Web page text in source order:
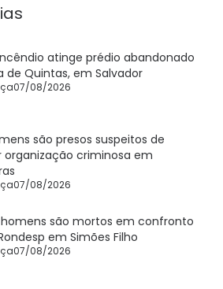
atinge prédio abandonado
de Quintas, em Salvador
07/08/2026
são presos suspeitos de
organização criminosa em
07/08/2026
são mortos em confronto
em Simões Filho
07/08/2026